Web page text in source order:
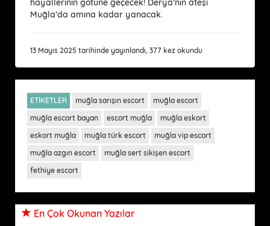
hayallerinin götüne geçecek! Derya’nın ateşi
Muğla’da amına kadar yanacak.
13 Mayıs 2025 tarihinde yayınlandı, 377 kez okundu
ETİKETLER muğla sarışın escort
muğla escort
muğla escort bayan
escort muğla
muğla eskort
eskort muğla
muğla türk escort
muğla vip escort
muğla azgın escort
muğla sert sikişen escort
fethiye escort
En Çok Okunan Yazılar